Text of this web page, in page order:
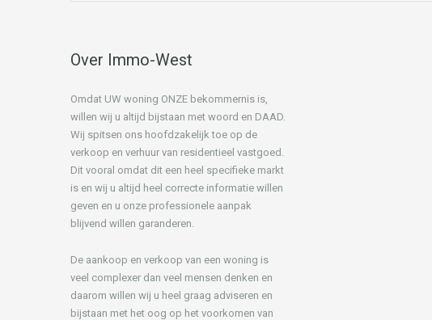
Over Immo-West
Omdat UW woning ONZE bekommernis is,
willen wij u altijd bijstaan met woord en DAAD.
Wij spitsen ons hoofdzakelijk toe op de
verkoop en verhuur van residentieel vastgoed.
Dit vooral omdat dit een heel specifieke markt
is en wij u altijd heel correcte informatie willen
geven en u onze professionele aanpak
blijvend willen garanderen.
De aankoop en verkoop van een woning is
veel complexer dan veel mensen denken en
daarom willen wij u heel graag adviseren en
bijstaan met het oog op het voorkomen van